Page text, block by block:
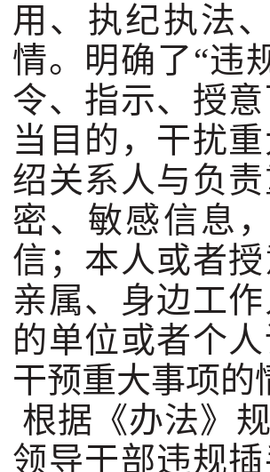
用、执纪执法
情。明确了“违
令、指示、授
当目的，干扰
绍关系人与负
密、敏感信息
信；本人或者
亲属、身边工
的单位或者个
干预重大事项的
根据《办法》
领导干部违规